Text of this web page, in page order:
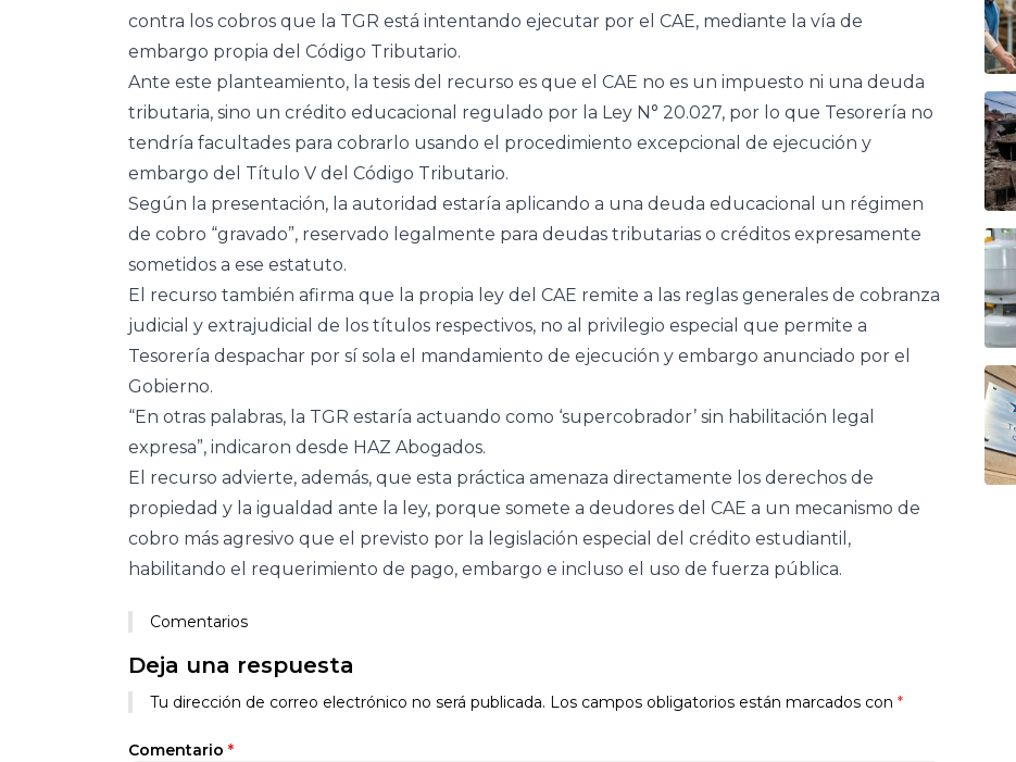
contra los cobros que la TGR está intentando ejecutar por el CAE, mediante la vía de
embargo propia del Código Tributario.
Ante este planteamiento, la tesis del recurso es que el CAE no es un impuesto ni una deuda
tributaria, sino un crédito educacional regulado por la Ley N° 20.027, por lo que Tesorería no
tendría facultades para cobrarlo usando el procedimiento excepcional de ejecución y
embargo del Título V del Código Tributario.
Según la presentación, la autoridad estaría aplicando a una deuda educacional un régimen
de cobro “gravado”, reservado legalmente para deudas tributarias o créditos expresamente
sometidos a ese estatuto.
El recurso también afirma que la propia ley del CAE remite a las reglas generales de cobranza
judicial y extrajudicial de los títulos respectivos, no al privilegio especial que permite a
Tesorería despachar por sí sola el mandamiento de ejecución y embargo anunciado por el
Gobierno.
“En otras palabras, la TGR estaría actuando como ‘supercobrador’ sin habilitación legal
expresa”, indicaron desde HAZ Abogados.
El recurso advierte, además, que esta práctica amenaza directamente los derechos de
propiedad y la igualdad ante la ley, porque somete a deudores del CAE a un mecanismo de
cobro más agresivo que el previsto por la legislación especial del crédito estudiantil,
habilitando el requerimiento de pago, embargo e incluso el uso de fuerza pública.
Comentarios
Deja una respuesta
Tu dirección de correo electrónico no será publicada. Los campos obligatorios están marcados con *
Comentario *